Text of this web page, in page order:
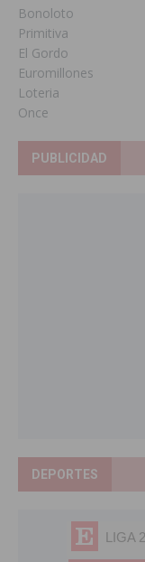
Bonoloto
Primitiva
El Gordo
Euromillones
Loteria
Once
PUBLICIDAD
DEPORTES